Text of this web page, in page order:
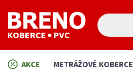
AKCE METRÁŽOVÉ KOBERCE